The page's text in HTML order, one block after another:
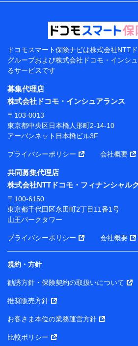
当該個人データを取り扱う各共同利
東京都千代田区永田町2丁目11番1号
株式会社NTTドコモ 代表取締役社
東京都中央区日本橋人形町2-14-10
本橋ビル 3F
長 吉村 忠義
※ 当社および株式会社NTTドコモは
ソナルデータ憲章」に定める行動原
※ パーソナルデータダッシュボード
管理」の設定状態にかかわらず、共
ります。
※ dポイントクラブ会員ではないお
月11日以降、一度もdポイントクラブ
がないお客さまに限る）に関する、
前に取得した個人データは、こちら
当社は株式会社NTTドコモ・フィナ
との間で、以下のとおり個人データ
す。
【共同して利用される利用データの項
当社または株式会社NTTドコモ・フ
の個人データ
ドコモスマート保険ナビは株式会社NTT
グループおよび株式会社ドコモ・インシ
るサービスです
募集代理店
株式会社ドコモ・インシュアランス
〒103-0013
東京都中央区日本橋人形町2-14-10
アーバンネット日本橋ビル3F
プライバシーポリシー 会社概要
共同募集代理店
株式会社NTTドコモ・フィナンシャル
〒100-6150
東京都千代田区永田町2丁目11番1号
山王パークタワー
プライバシーポリシー 会社概要
規約・方針
勧誘方針・保険契約の取扱いについて
推奨販売方針
お客さま本位の業務運営方針
比較ポリシー